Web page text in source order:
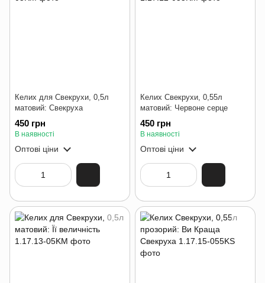
Келих для Свекрухи, 0,5л
матовий: Свекруха
450 грн
В наявності
Оптові ціни
Келих Свекрухи, 0,55л
матовий: Червоне серце
450 грн
В наявності
Оптові ціни